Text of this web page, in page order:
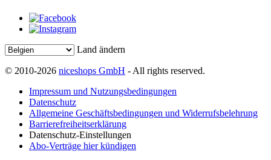
Land ändern
© 2010-2026 niceshops GmbH - All rights reserved.
Impressum und Nutzungsbedingungen
Datenschutz
Allgemeine Geschäftsbedingungen und Widerrufsbelehrung
Barrierefreiheitserklärung
Datenschutz-Einstellungen
Abo-Verträge hier kündigen